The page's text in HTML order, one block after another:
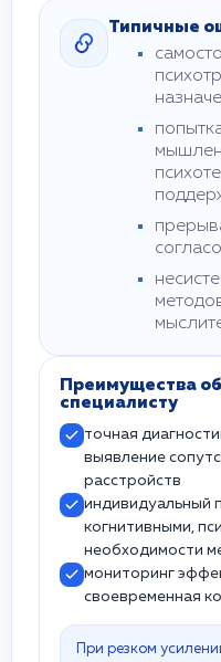
Типичные
Преимущества
специалисту
точная
выявление
расстройств
индивидуальный
когнитивными,
необходимости
мониторинг
своевременная
При резком